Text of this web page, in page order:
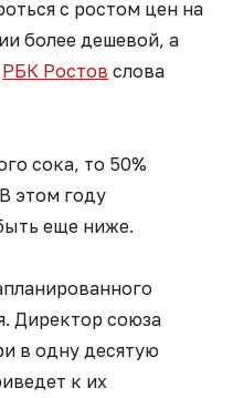
с ростом цен на
более дешевой, а
РБК Ростов слова
сока, то 50%
этом году
еще ниже.
Директор союза
в одну десятую
к их